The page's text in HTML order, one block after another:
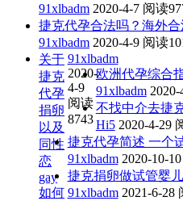
91xlbadm 2020-4-7 阅读
捷克代孕合法吗？海外
91xlbadm 2020-4-9 阅读
关于
捷克
代孕
捐卵
以及
同性
恋
gay
如何
91xlbadm
2020-
4-9
阅读
8743
欧洲代孕综合
91xlbadm 2020-
不找中介去捷
Hi5 2020-4-29
捷克代孕简述 一个
91xlbadm 2020-10-10
捷克捐卵做试管婴
91xlbadm 2021-6-28